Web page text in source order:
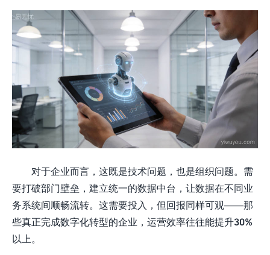
对于企业而言，这既是技术问题，也是组织问题。需
要打破部门壁垒，建立统一的数据中台，让数据在不同业
务系统间顺畅流转。这需要投入，但回报同样可观——那
些真正完成数字化转型的企业，运营效率往往能提升30%
以上。